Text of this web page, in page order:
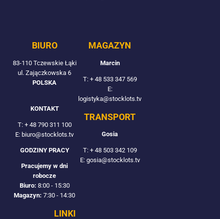
BIURO
83-110 Tczewskie Łąki
ul. Zajączkowska 6
POLSKA
KONTAKT
T: + 48 790 311 100
E: biuro@stocklots.tv
GODZINY PRACY
Pracujemy w dni
robocze
Biuro: 8:00 - 15:30
Magazyn: 7:30 - 14:30
MAGAZYN
Marcin
T: + 48 533 347 569
E:
logistyka@stocklots.tv
TRANSPORT
Gosia
T: + 48 503 342 109
E: gosia@stocklots.tv
LINKI